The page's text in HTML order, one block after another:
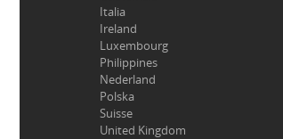
Italia
Ireland
Luxembourg
Philippines
Nederland
Polska
Suisse
United Kingdom